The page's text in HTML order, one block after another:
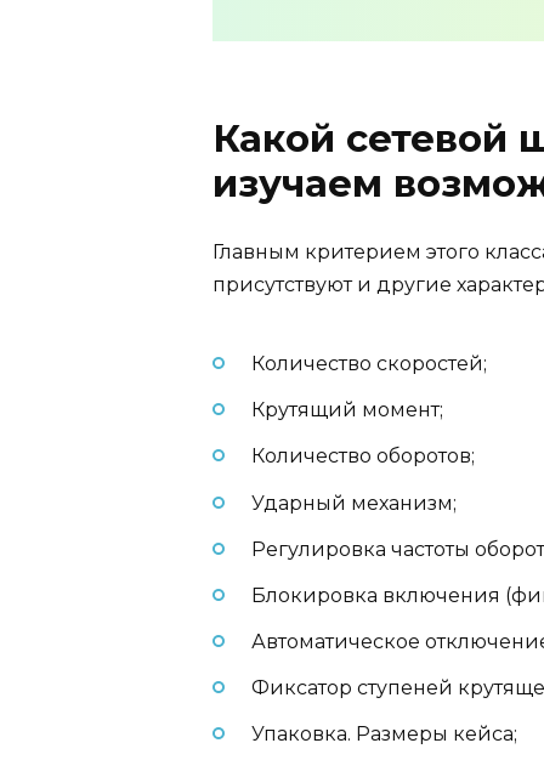
Какой сетевой
изучаем
Главным критерием этого
присутствуют и другие
Количество скоростей;
Крутящий момент;
Количество оборотов;
Ударный механизм;
Регулировка частоты
Блокировка включения
Автоматическое
Фиксатор ступеней
Упаковка. Размеры кейса;